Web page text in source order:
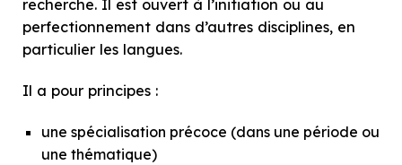
recherche. Il est ouvert à l’initiation ou au
perfectionnement dans d’autres disciplines, en
particulier les langues.
Il a pour principes :
une spécialisation précoce (dans une période ou
une thématique)